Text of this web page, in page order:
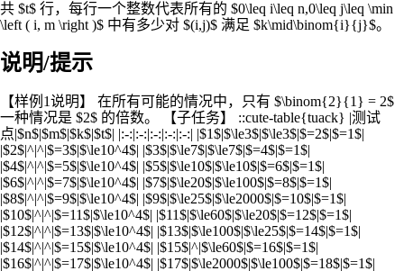
共 $t$ 行，每行一个整数代表所有的 $0\leq i\leq n,0\leq j\leq \min
\left ( i, m \right )$ 中有多少对 $(i,j)$ 满足 $k\mid\binom{i}{j}$。
说明/提示
【样例1说明】 在所有可能的情况中，只有 $\binom{2}{1} = 2$
一种情况是 $2$ 的倍数。 【子任务】 ::cute-table{tuack} |测试
点|$n$|$m$|$k$|$t$| |:-:|:-:|:-:|:-:|:-:| |$1$|$\le3$|$\le3$|$=2$|$=1$|
|$2$|^|^|$=3$|$\le10^4$| |$3$|$\le7$|$\le7$|$=4$|$=1$|
|$4$|^|^|$=5$|$\le10^4$| |$5$|$\le10$|$\le10$|$=6$|$=1$|
|$6$|^|^|$=7$|$\le10^4$| |$7$|$\le20$|$\le100$|$=8$|$=1$|
|$8$|^|^|$=9$|$\le10^4$| |$9$|$\le25$|$\le2000$|$=10$|$=1$|
|$10$|^|^|$=11$|$\le10^4$| |$11$|$\le60$|$\le20$|$=12$|$=1$|
|$12$|^|^|$=13$|$\le10^4$| |$13$|$\le100$|$\le25$|$=14$|$=1$|
|$14$|^|^|$=15$|$\le10^4$| |$15$|^|$\le60$|$=16$|$=1$|
|$16$|^|^|$=17$|$\le10^4$| |$17$|$\le2000$|$\le100$|$=18$|$=1$|